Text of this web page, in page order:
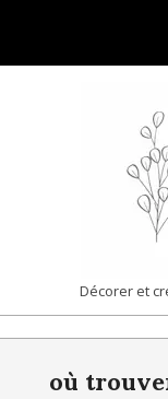
content
|
Décorer et
Navigation
où